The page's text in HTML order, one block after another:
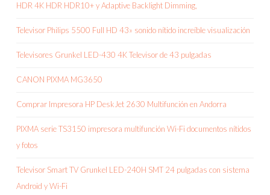
HDR 4K HDR HDR10+ y Adaptive Backlight Dimming,
Televisor Philips 5500 Full HD 43» sonido nítido increíble visualización
Televisores Grunkel LED-430 4K Televisor de 43 pulgadas
CANON PIXMA MG3650
Comprar Impresora HP DeskJet 2630 Multifunción en Andorra
PIXMA serie TS3150 impresora multifunción Wi-Fi documentos nítidos
y fotos
Televisor Smart TV Grunkel LED-240H SMT 24 pulgadas con sistema
Android y Wi-Fi